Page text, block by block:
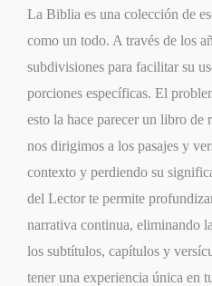
La Biblia es una colección de
como un todo. A través de los
subdivisiones para facilitar su
porciones específicas. El
esto la hace parecer un libro de
nos dirigimos a los pasajes y
contexto y perdiendo su
del Lector te permite
narrativa continua, eliminando
los subtítulos, capítulos y
tener una experiencia única en